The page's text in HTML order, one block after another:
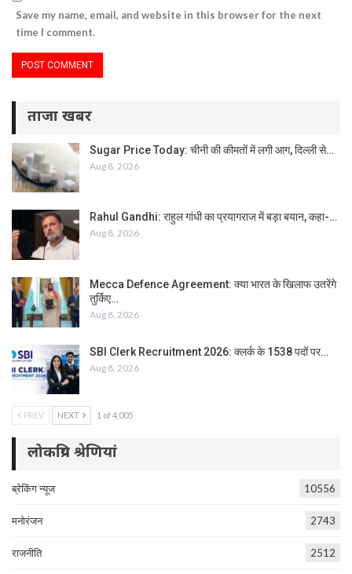
Save my name, email, and website in this browser for the next
time I comment.
ताजा खबर
Sugar Price Today: चीनी की कीमतों में लगी आग, दिल्ली से…
Aug 8, 2026
Rahul Gandhi: राहुल गांधी का प्रयागराज में बड़ा बयान, कहा-…
Aug 8, 2026
Mecca Defence Agreement: क्या भारत के खिलाफ उतरेंगे
तुर्किए…
Aug 8, 2026
SBI Clerk Recruitment 2026: क्लर्क के 1538 पदों पर…
Aug 8, 2026
PREV NEXT 1 of 4,005
लोकप्रिय श्रेणियां
ब्रेकिंग न्यूज 10556
मनोरंजन 2743
राजनीति 2512